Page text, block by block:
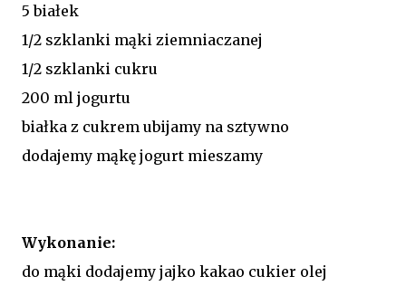
5 białek
1/2 szklanki mąki ziemniaczanej
1/2 szklanki cukru
200 ml jogurtu
białka z cukrem ubijamy na sztywno
dodajemy mąkę jogurt mieszamy
Wykonanie:
do mąki dodajemy jajko kakao cukier olej